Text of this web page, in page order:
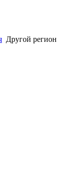
Другой регион